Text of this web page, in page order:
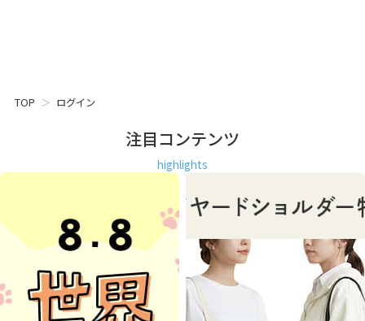
TOP ログイン
注目コンテンツ
highlights